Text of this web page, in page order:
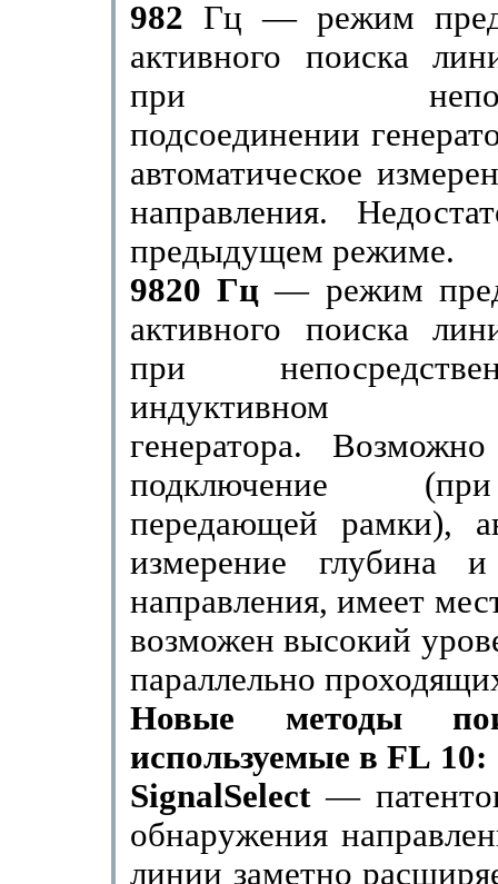
982 Гц — режим
активного поиска
при
подсоединении
автоматическое
направления.
предыдущем режиме.
9820 Гц— режим
активного поиска
при
индуктивном
генератора.
подключение
передающей рамки),
измерение глубина и
направления, имеет
возможен высокий
параллельно
Новые методы
используемые в FL 10:
SignalSelect —
обнаружения
линии заметно